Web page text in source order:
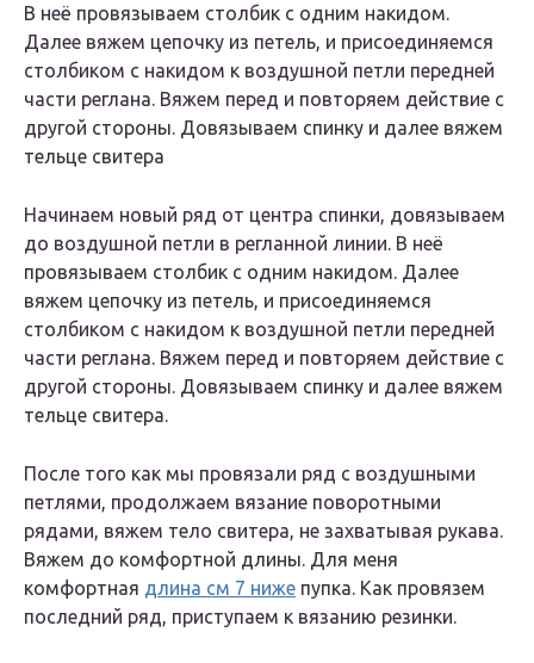
В неё провязываем столбик с одним накидом.
Далее вяжем цепочку из петель, и присоединяемся
столбиком с накидом к воздушной петли передней
части реглана. Вяжем перед и повторяем действие с
другой стороны. Довязываем спинку и далее вяжем
тельце свитера
Начинаем новый ряд от центра спинки, довязываем
до воздушной петли в регланной линии. В неё
провязываем столбик с одним накидом. Далее
вяжем цепочку из петель, и присоединяемся
столбиком с накидом к воздушной петли передней
части реглана. Вяжем перед и повторяем действие с
другой стороны. Довязываем спинку и далее вяжем
тельце свитера.
После того как мы провязали ряд с воздушными
петлями, продолжаем вязание поворотными
рядами, вяжем тело свитера, не захватывая рукава.
Вяжем до комфортной длины. Для меня
комфортная длина см 7 ниже пупка. Как провязем
последний ряд, приступаем к вязанию резинки.